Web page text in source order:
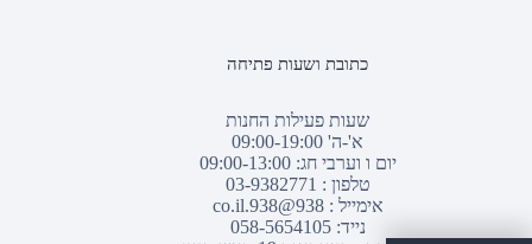
כתובת ושעות פתיחה
שעות פעילות החנות
א'-ה' 09:00-19:00
יום ו וערבי חג: 09:00-13:00
טלפון : 03-9382771
אימייל :938@938.co.il
נייד: 058-5654105